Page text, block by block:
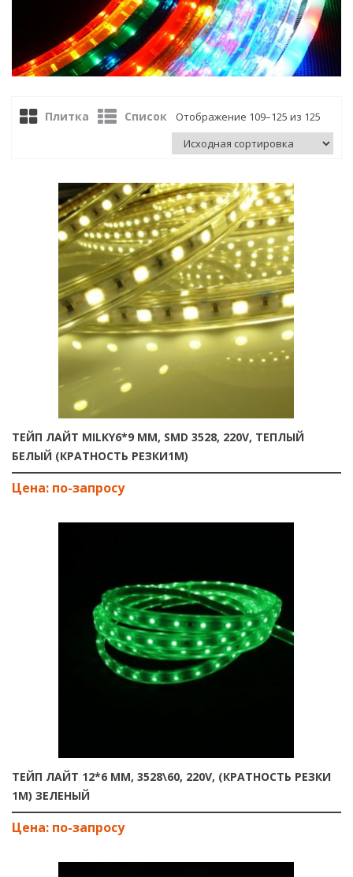
Плитка Список Отображение 109–125 из 125
ТЕЙП ЛАЙТ MILKY6*9 ММ, SMD 3528, 220V, ТЕПЛЫЙ
БЕЛЫЙ (КРАТНОСТЬ РЕЗКИ1М)
ТЕЙП ЛАЙТ 12*6 ММ, 3528\60, 220V, (КРАТНОСТЬ РЕЗКИ
1М) ЗЕЛЕНЫЙ